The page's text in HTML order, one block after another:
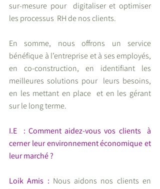
sur-mesure pour  digitaliser et optimiser
les processus  RH de nos clients.
En somme, nous offrons un service
bénéfique à l’entreprise et à ses employés,
en co-construction, en identifiant les
meilleures solutions pour  leurs besoins,
en les mettant en place  et en les gérant
sur le long terme.
I.E  : Comment aidez-vous vos clients  à
cerner leur environnement économique et
leur marché ?
Loik Amis : Nous aidons nos clients en